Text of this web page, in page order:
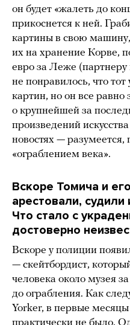
он будет «жалеть до
прикоснется к ней.
картины в свою машину,
их на хранение Корве,
евро за Леже (партнеру
не понравилось, что тот
картин, но он все
о крупнейшей за
произведений
новостях —
«ограблением века».
Вскоре Томича и
арестовали,
Что стало с
достоверно
Вскоре у полиции
— скейтбордист,
человека около музея
до ограбления. Как
Yorker, в первые месяцы
практически не было.